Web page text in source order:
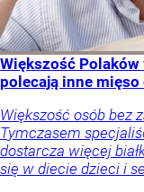
Większość
polecają inne
Większość osób bez
Tymczasem
dostarcza więcej
się w diecie dzieci i